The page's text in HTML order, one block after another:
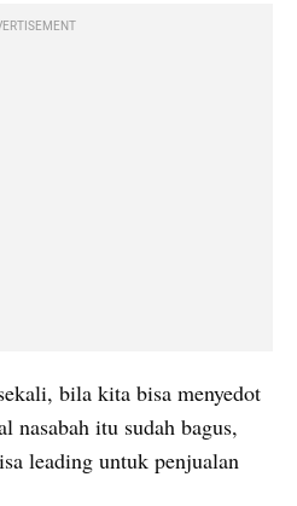
bila kita bisa menyedot
nasabah itu sudah bagus,
leading untuk penjualan